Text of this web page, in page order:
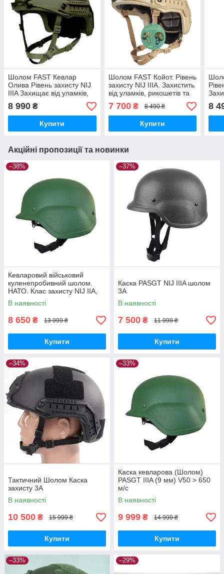
Шолом FAST Кевлар
Олива Рівень захисту NIJ
IIIA Захищає від уламків,
рикошетів і пістолетних
куль МедГруп
8 990 ₴
Купити
Шолом FAST Койот. Рівень
захисту NIJ IIIA. Захистить
від уламків, рикошетів та
пістолетних куль МедГруп
7 700₴ 8 490 ₴
Купити
8
Акційні пропозиції та новинки
–38%
Кевларовий військовий
куленепробивний шолом.
НАТО. Клас захисту NIJ ІІA,
PASGT+Сертифікат
В наявності
8 650 ₴ 13 999 ₴
Купити
–37%
Каска PASGT NIJ IIIA шолом
3А
В наявності
7 500 ₴ 11 999 ₴
Купити
–34%
Тактичний Шолом Каска
захисту 3А
В наявності
10 500 ₴ 15 999 ₴
Купити
–33%
Каска кевларова (Шолом)
PASGT IIIA (9 мм) V50 > 650
м/с
В наявності
9 999 ₴ 14 999 ₴
Купити
–33% –29%